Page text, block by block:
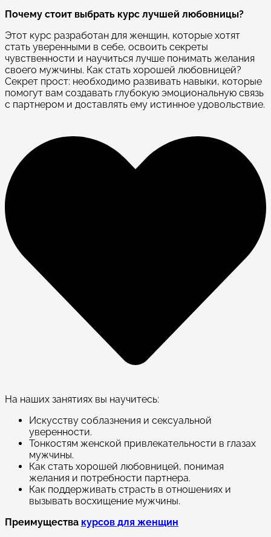
Почему стоит выбрать курс лучшей любовницы?
Этот курс разработан для женщин, которые хотят
стать уверенными в себе, освоить секреты
чувственности и научиться лучше понимать желания
своего мужчины. Как стать хорошей любовницей?
Секрет прост: необходимо развивать навыки, которые
помогут вам создавать глубокую эмоциональную связь
с партнером и доставлять ему истинное удовольствие.
На наших занятиях вы научитесь:
Искусству соблазнения и сексуальной
уверенности.
Тонкостям женской привлекательности в глазах
мужчины.
Как стать хорошей любовницей, понимая
желания и потребности партнера.
Как поддерживать страсть в отношениях и
вызывать восхищение мужчины.
Преимущества курсов для женщин